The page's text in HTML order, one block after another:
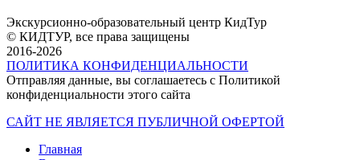
Экскурсионно-образовательный центр КидТур
© КИДТУР, все права защищены
2016-2026
ПОЛИТИКА КОНФИДЕНЦИАЛЬНОСТИ
Отправляя данные, вы соглашаетесь с Политикой
конфиденциальности этого сайта
САЙТ НЕ ЯВЛЯЕТСЯ ПУБЛИЧНОЙ ОФЕРТОЙ
Главная